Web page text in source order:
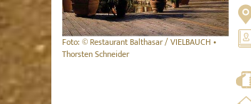
Foto: © Restaurant Balthasar / VIELBAUCH •
Thorsten Schneider